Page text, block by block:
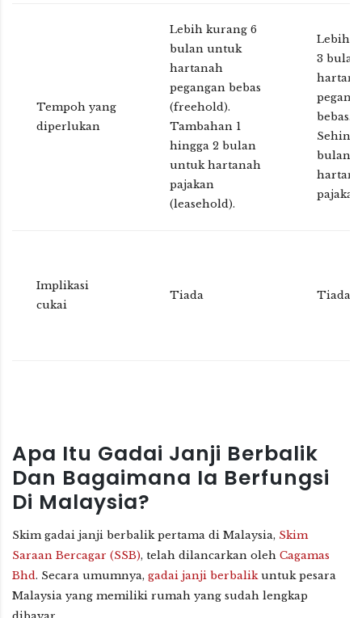
Tempoh yang
diperlukan
Lebih kurang 6
bulan untuk
hartanah
pegangan bebas
(freehold).
Tambahan 1
hingga 2 bulan
untuk hartanah
pajakan
(leasehold).
Lebih
3
bulan
Implikasi
cukai
Tiada Tiada
Apa Itu Gadai Janji Berbalik
Dan Bagaimana Ia Berfungsi
Di Malaysia?
Skim gadai janji berbalik pertama di Malaysia, Skim
Saraan Bercagar (SSB), telah dilancarkan oleh Cagamas
Bhd. Secara umumnya, gadai janji berbalikuntuk pesara
Malaysia yang memiliki rumah yang sudah lengkap